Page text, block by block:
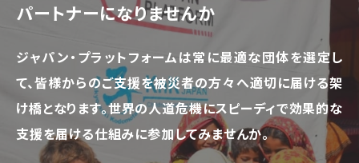
パートナーになりませんか
ジャパン・プラットフォームは常に最適な団体を選定し
て、皆様からのご支援を被災者の方々へ適切に届ける架
け橋となります。世界の人道危機にスピーディで効果的な
支援を届ける仕組みに参加してみませんか。